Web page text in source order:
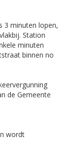
3 minuten lopen,
Station
minuten
binnen no
de Gemeente
wordt